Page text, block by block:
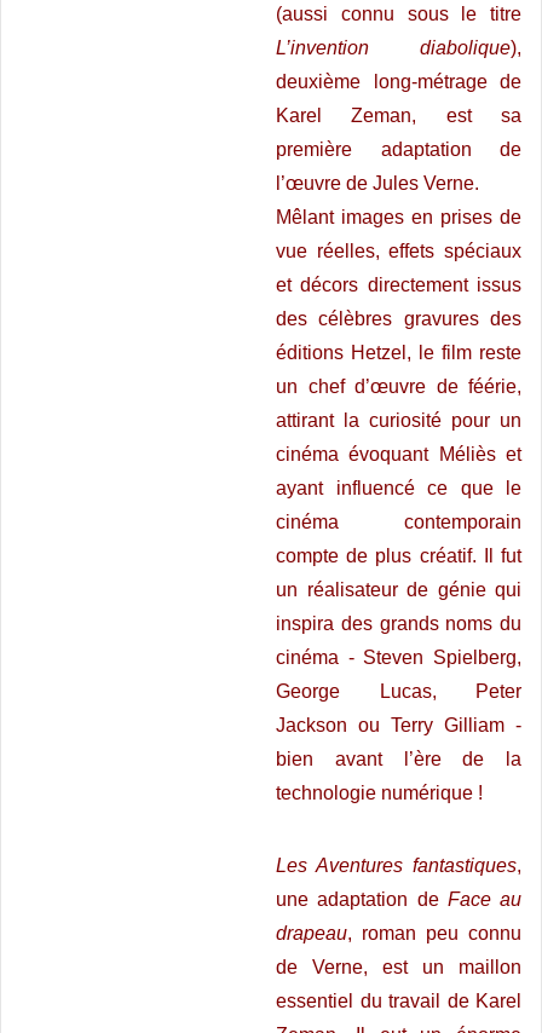
(aussi connu sous le titre
L’invention diabolique),
deuxième long-métrage de
Karel Zeman, est sa
première adaptation de
l’œuvre de Jules Verne.
Mêlant images en prises de
vue réelles, effets spéciaux
et décors directement issus
des célèbres gravures des
éditions Hetzel, le film reste
un chef d’œuvre de féérie,
attirant la curiosité pour un
cinéma évoquant Méliès et
ayant influencé ce que le
cinéma contemporain
compte de plus créatif. Il fut
un réalisateur de génie qui
inspira des grands noms du
cinéma - Steven Spielberg,
George Lucas, Peter
Jackson ou Terry Gilliam -
bien avant l’ère de la
technologie numérique !
Les Aventures fantastiques,
une adaptation de Face au
drapeau, roman peu connu
de Verne, est un maillon
essentiel du travail de Karel